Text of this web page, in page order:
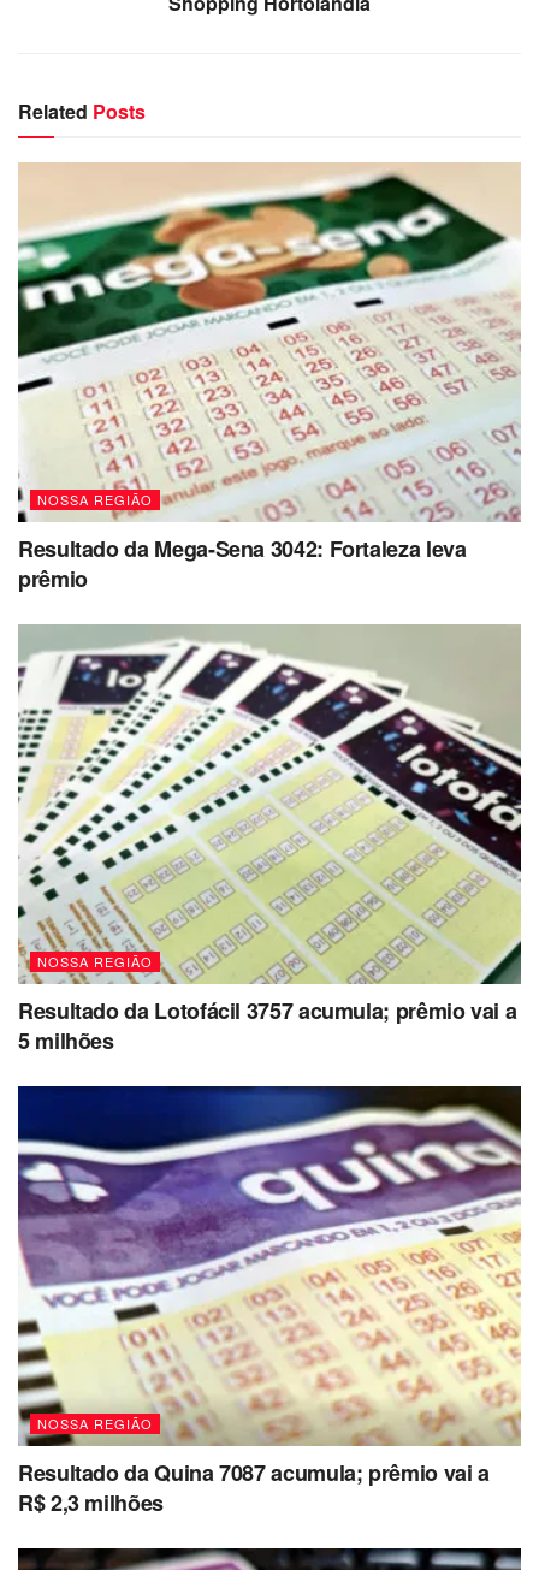
Sexta (18/04): 7h-13h
Sábado (19/04): 7h-16h
Domingo (20/04) e segunda (21/04): 7h-12h
Feiras Livres: Funcionamento normal das 7h às
12h
Feiras Noturnas: Horário habitual das 17h às
22h
Parques e Áreas de Lazer
Bosques: Abertos normalmente, exceto
Bosque dos Jequitibás que fecha na terça
(22/04) para manutenção
Torre do Castelo:
Sexta (18/04): 10h-12h e 13h-17h
Sábado e domingo: 10h-12h e 13h-21h
Segunda (21/04): Fechado
Saúde
Centros de Saúde: Fechados na sexta
(18/04) e segunda (21/04)
Pronto-socorros e UPAs:
Atendimento normal 24h
SAMU : Funcionamento ininterrupto
Limpeza Urbana
Coleta domiciliar:
Sexta (18/04): Apenas setores
alternados
Segunda (21/04): Normal
Coleta seletiva: Suspensa na sexta e
segunda
Ecopontos
: Funcionamento normal
Transporte
EMDEC: Atendimento remoto via
Related Posts
NOSSA REGIÃO
Resultado da Mega-Sena 3042: Fortaleza leva
prêmio
NOSSA REGIÃO
Resultado da Lotofácil 3757 acumula; prêmio vai a
5 milhões
NOSSA REGIÃO
Resultado da Quina 7087 acumula; prêmio vai a
R$ 2,3 milhões